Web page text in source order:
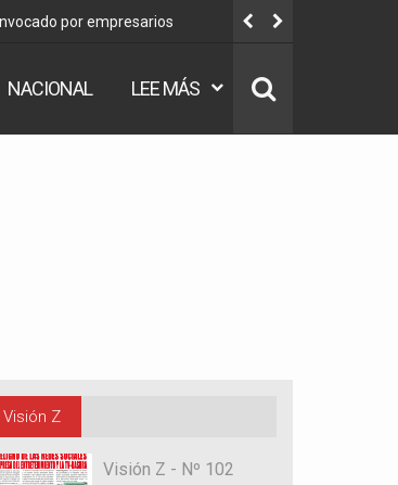
por empresarios
NACIONAL LEE MÁS
Visión Z
Visión Z - Nº 102